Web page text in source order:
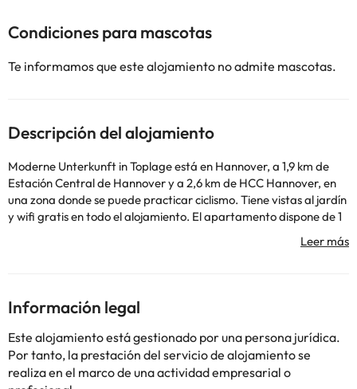
Condiciones para mascotas
Te informamos que este alojamiento no admite mascotas.
Descripción del alojamiento
Moderne Unterkunft in Toplage está en Hannover, a 1,9 km de
Estación Central de Hannover y a 2,6 km de HCC Hannover, en
una zona donde se puede practicar ciclismo. Tiene vistas al jardín
y wifi gratis en todo el alojamiento. El apartamento dispone de 1
dormitorio, cocina con nevera y lavavajillas, lavadora y 1 baño
con artículos de aseo gratuitos y secador de pelo. Hay toallas y
(Aeropuerto de Hannover) está a 9 km.
En este alojamiento no se pueden celebrar despedidas de soltero
o soltera ni fiestas similares. Informa a con antelación de tu hora
prevista de llegada. Para ello, puedes utilizar el apartado de
peticiones especiales al hacer la reserva o ponerte en contacto
directamente con el alojamiento. Los datos de contacto
Información legal
Este alojamiento está gestionado por una persona jurídica.
Por tanto, la prestación del servicio de alojamiento se
realiza en el marco de una actividad empresarial o